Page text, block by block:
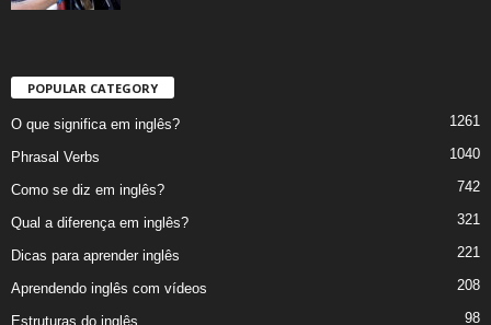
POPULAR CATEGORY
O que significa em inglês? 1261
Phrasal Verbs 1040
Como se diz em inglês? 742
Qual a diferença em inglês? 321
Dicas para aprender inglês 221
Aprendendo inglês com vídeos 208
Estruturas do inglês 98